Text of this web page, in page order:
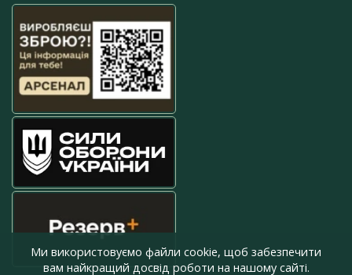
Ми використовуємо файли cookie, щоб забезпечити
вам найкращий досвід роботи на нашому сайті.